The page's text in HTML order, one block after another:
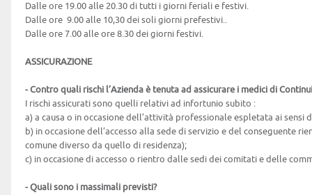
Dalle ore 19.00 alle 20.30 di tutti i giorni feriali e festivi.
Dalle ore 9.00 alle 10,30 dei soli giorni prefestivi..
Dalle ore 7.00 alle ore 8.30 dei giorni festivi.
ASSICURAZIONE
- Contro quali rischi l’Azienda è tenuta ad assicurare i medici di
I rischi assicurati sono quelli relativi ad infortunio subito :
a) a causa o in occasione dell’attività professionale espletata ai sensi
b) in occasione dell’accesso alla sede di servizio e del conseguente
comune diverso da quello di residenza);
c) in occasione di accesso o rientro dalle sedi dei comitati e delle
- Quali sono i massimali previsti?